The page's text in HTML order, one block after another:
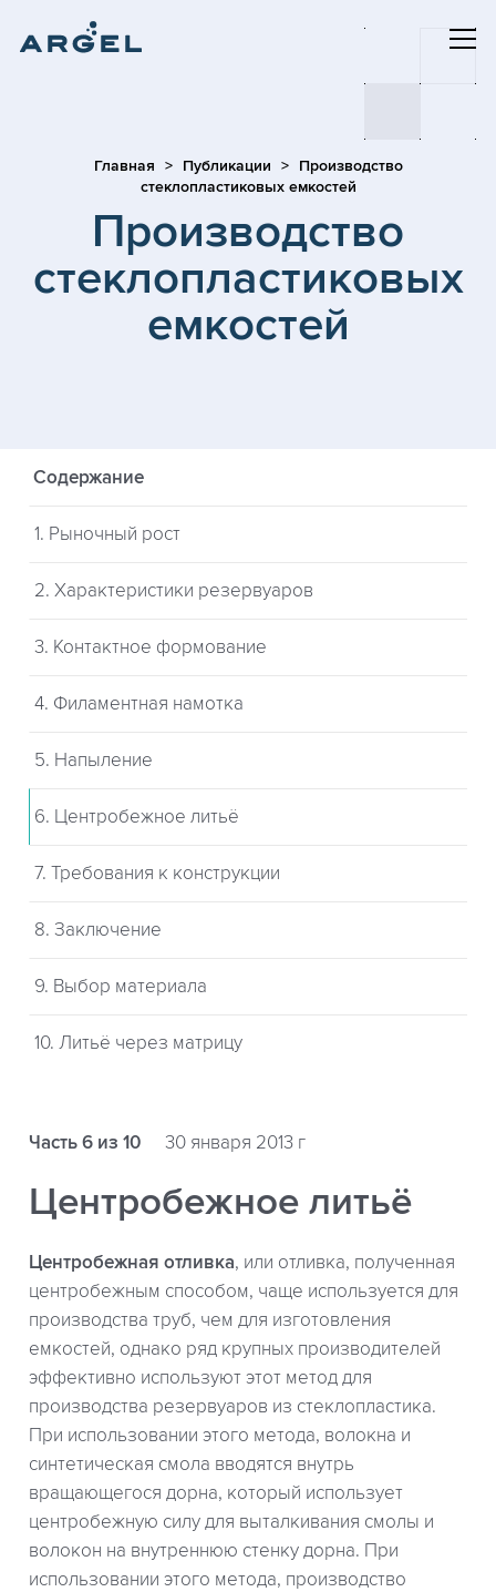
Главная Публикации
Производство
стеклопластиковых емкостей
Производство
стеклопластиковых
емкостей
Содержание
1. Рыночный рост
2. Характеристики резервуаров
3. Контактное формование
4. Филаментная намотка
5. Напыление
6. Центробежное литьё
7. Требования к конструкции
8. Заключение
9. Выбор материала
10. Литьё через матрицу
Часть 6 из 10 30 января 2013 г
Центробежное литьё
Центробежная отливка, или отливка, полученная
центробежным способом, чаще используется для
производства труб, чем для изготовления
емкостей, однако ряд крупных производителей
эффективно используют этот метод для
производства резервуаров из стеклопластика.
При использовании этого метода, волокна и
синтетическая смола вводятся внутрь
вращающегося дорна, который использует
центробежную силу для выталкивания смолы и
волокон на внутреннюю стенку дорна. При
использовании этого метода, производство